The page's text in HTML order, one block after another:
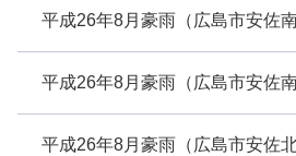
平成26年8月豪雨（広島市安佐
平成26年8月豪雨（広島市安佐
平成26年8月豪雨（広島市安佐